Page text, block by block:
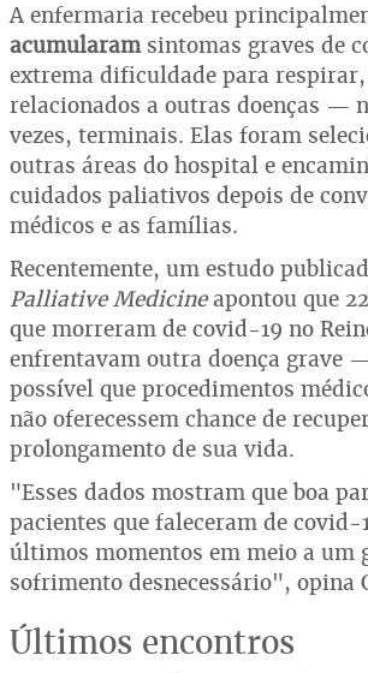
A enfermaria recebeu
acumularam sintomas graves de
extrema dificuldade para respirar,
relacionados a outras doenças —
vezes, terminais. Elas foram
outras áreas do hospital e
cuidados paliativos depois de
médicos e as famílias.
Recentemente, um estudo
Palliative Medicineapontou que
que morreram de covid-19 no
enfrentavam outra doença grave
possível que procedimentos
não oferecessem chance de
prolongamento de sua vida.
"Esses dados mostram que boa
pacientes que faleceram de covid-
últimos momentos em meio a um
sofrimento desnecessário", opina
Últimos encontros